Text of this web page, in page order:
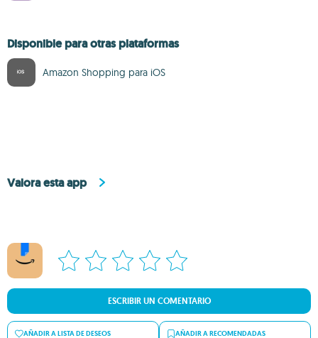
Disponible para otras plataformas
Amazon Shopping para iOS
Valora esta app
ESCRIBIR UN COMENTARIO
AÑADIR A LISTA DE DESEOS AÑADIR A RECOMENDADAS